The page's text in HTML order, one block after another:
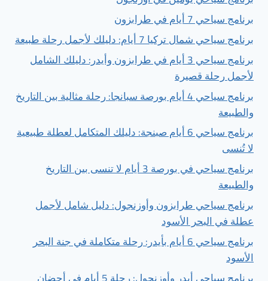
برنامج سياحي 7 أيام في طرابزون
برنامج سياحي شمال تركيا 7 أيام: دليلك لأجمل رحلة طبيعة
برنامج سياحي 3 أيام في طرابزون وأيدر: دليلك الشامل
لأجمل رحلة قصيرة
برنامج سياحي 4 أيام بورصة سبانجا: رحلة مثالية بين التاريخ
والطبيعة
برنامج سياحي 6 أيام صبنجة: دليلك المتكامل لعطلة طبيعية
لا تُنسى
برنامج سياحي في بورصة 3 أيام لا تنسى بين التاريخ
والطبيعة
برنامج سياحي طرابزون وأوزنجول: دليل شامل لأجمل
عطلة في البحر الأسود
برنامج سياحي 6 أيام بأيدر: رحلة متكاملة في جنة البحر
الأسود